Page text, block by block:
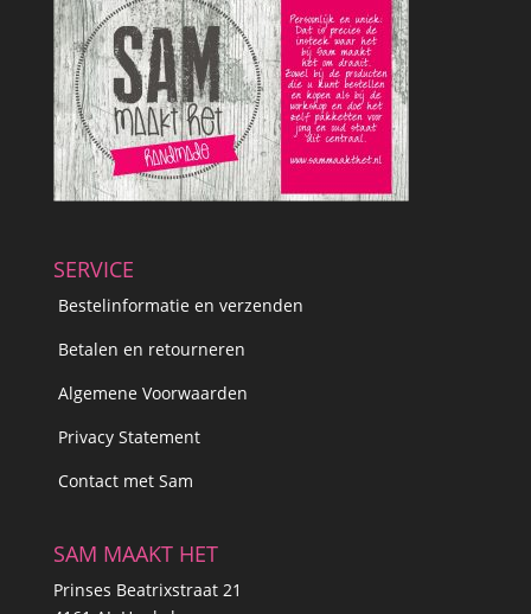
SERVICE
Bestelinformatie en verzenden
Betalen en retourneren
Algemene Voorwaarden
Privacy Statement
Contact met Sam
SAM MAAKT HET
Prinses Beatrixstraat 21